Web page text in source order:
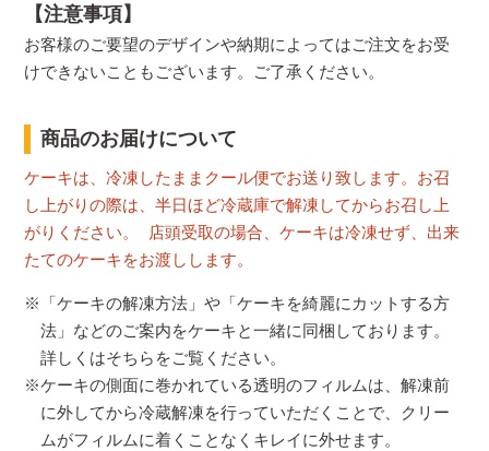
【注意事項】
お客様のご要望のデザインや納期によってはご注文をお受
けできないこともございます。ご了承ください。
商品のお届けについて
ケーキは、冷凍したままクール便でお送り致します。お召
し上がりの際は、半日ほど冷蔵庫で解凍してからお召し上
がりください。 店頭受取の場合、ケーキは冷凍せず、出来
たてのケーキをお渡しします。
※「ケーキの解凍方法」や「ケーキを綺麗にカットする方
法」などのご案内をケーキと一緒に同梱しております。
詳しくはそちらをご覧ください。
※ケーキの側面に巻かれている透明のフィルムは、解凍前
に外してから冷蔵解凍を行っていただくことで、クリー
ムがフィルムに着くことなくキレイに外せます。